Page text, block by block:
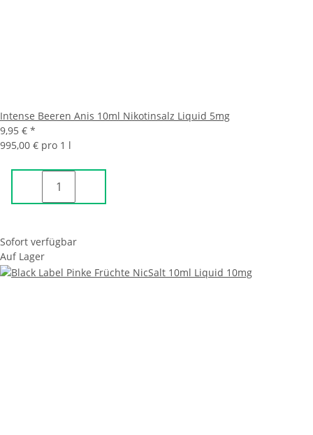
Intense Beeren Anis 10ml Nikotinsalz Liquid 5mg
9,95 € *
995,00 € pro 1 l
Sofort verfügbar
Auf Lager